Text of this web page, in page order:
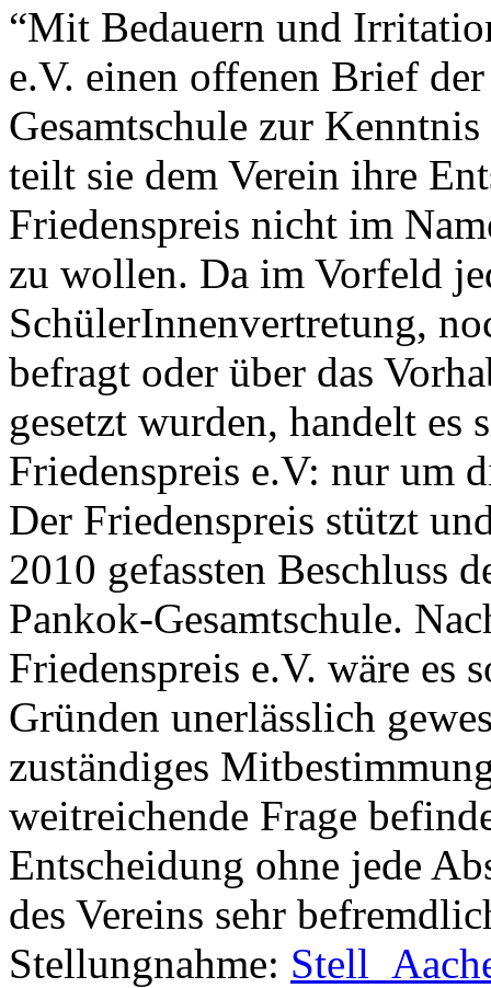
“Mit Bedauern und
e.V. einen offenen Brief
Gesamtschule zur
teilt sie dem Verein ihre
Friedenspreis nicht im
zu wollen. Da im Vorfeld
SchülerInnenvertretung,
befragt oder über das
gesetzt wurden, handelt es
Friedenspreis e.V: nur um
Der Friedenspreis stützt
2010 gefassten Beschluss
Pankok-Gesamtschule.
Friedenspreis e.V. wäre es
Gründen unerlässlich
zuständiges
weitreichende Frage
Entscheidung ohne jede
des Vereins sehr
Stellungnahme: